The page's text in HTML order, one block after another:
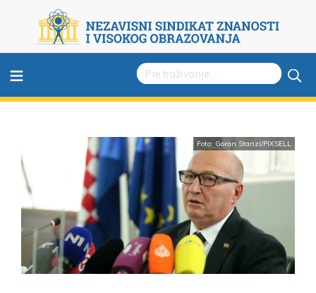
≡
Foto: Goran Stanzl/PIXSELL